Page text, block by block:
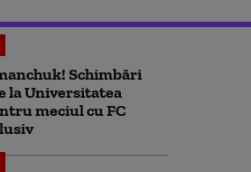
Schimbări
la Universitatea
meciul cu FC